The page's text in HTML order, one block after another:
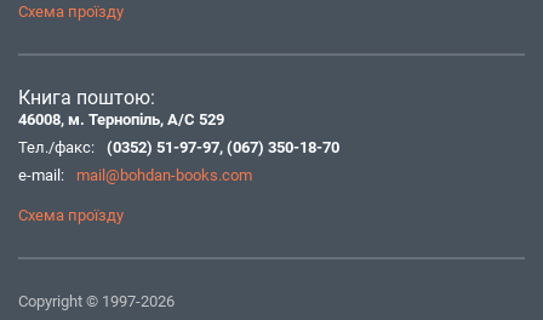
Схема проїзду
Книга поштою:
46008, м. Тернопіль, А/С 529
Тел./факс:
(0352) 51-97-97, (067) 350-18-70
e-mail:
mail@bohdan-books.com
Схема проїзду
Copyright © 1997-2026